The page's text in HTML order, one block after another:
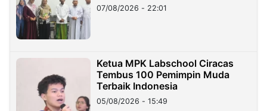
07/08/2026 - 22:01
Ketua MPK Labschool Ciracas
Tembus 100 Pemimpin Muda
Terbaik Indonesia
05/08/2026 - 15:49